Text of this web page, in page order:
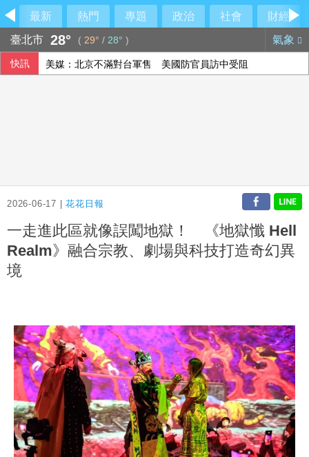
最新 熱門 專題 政治 社會
財經
臺北市 28° ( 29° / 28° ) 氣象
快訊 美媒：北京不滿對台軍售 美國防官員訪中受阻
2026-06-17 |花花日報
一走進此區就像誤闖地獄！ 《地獄懺 Hell
Realm》融合宗教、劇場與科技打造奇幻異
境